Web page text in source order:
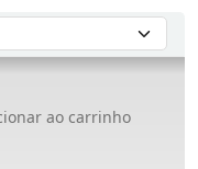
ao carrinho